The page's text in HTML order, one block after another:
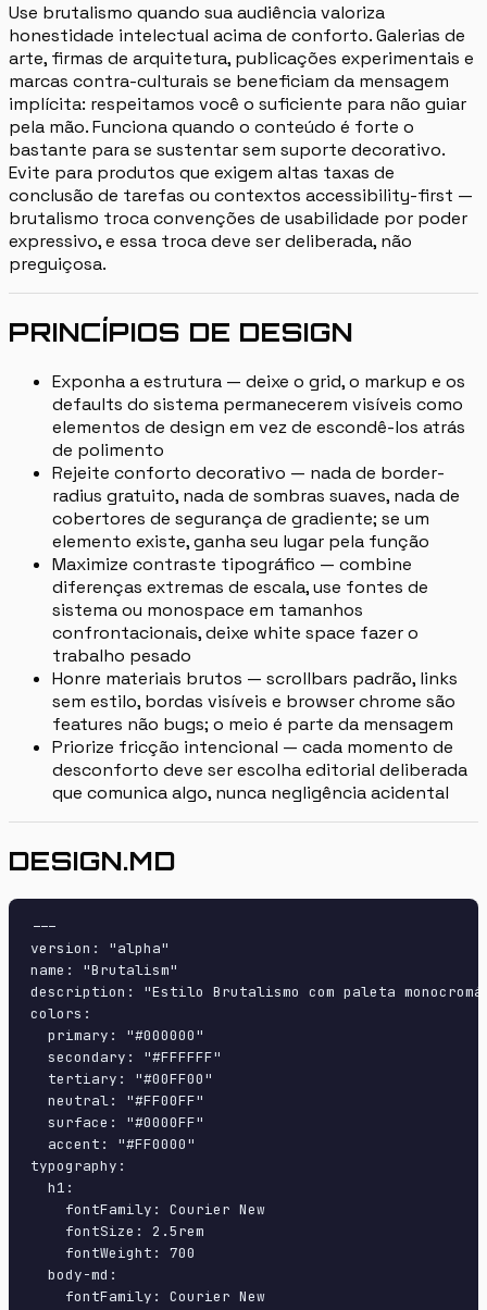
Use brutalismo quando sua audiência valoriza
honestidade intelectual acima de conforto. Galerias de
arte, firmas de arquitetura, publicações experimentais e
marcas contra-culturais se beneficiam da mensagem
implícita: respeitamos você o suficiente para não guiar
pela mão. Funciona quando o conteúdo é forte o
bastante para se sustentar sem suporte decorativo.
Evite para produtos que exigem altas taxas de
conclusão de tarefas ou contextos accessibility-first —
brutalismo troca convenções de usabilidade por poder
expressivo, e essa troca deve ser deliberada, não
preguiçosa.
PRINCÍPIOS DE DESIGN
Exponha a estrutura — deixe o grid, o markup e os
defaults do sistema permanecerem visíveis como
elementos de design em vez de escondê-los atrás
de polimento
Rejeite conforto decorativo — nada de border-
radius gratuito, nada de sombras suaves, nada de
cobertores de segurança de gradiente; se um
elemento existe, ganha seu lugar pela função
Maximize contraste tipográfico — combine
diferenças extremas de escala, use fontes de
sistema ou monospace em tamanhos
confrontacionais, deixe white space fazer o
trabalho pesado
Honre materiais brutos — scrollbars padrão, links
sem estilo, bordas visíveis e browser chrome são
features não bugs; o meio é parte da mensagem
Priorize fricção intencional — cada momento de
desconforto deve ser escolha editorial deliberada
que comunica algo, nunca negligência acidental
DESIGN.MD
---
version: "alpha"
name: "Brutalism"
description: "Estilo Brutalismo com paleta
colors:
  primary: "#000000"
  secondary: "#FFFFFF"
  tertiary: "#00FF00"
  neutral: "#FF00FF"
  surface: "#0000FF"
  accent: "#FF0000"
typography:
  h1:
    fontFamily: Courier New
    fontSize: 2.5rem
    fontWeight: 700
  body-md:
    fontFamily: Courier New